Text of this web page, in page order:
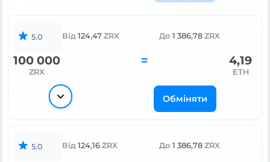
5.0 Від 124,47 ZRX До 1 386,78 ZRX
100 000
ZRX
= 4,19
ETH
Обміняти
5.0 Від 124,16 ZRX До 1 386,78 ZRX